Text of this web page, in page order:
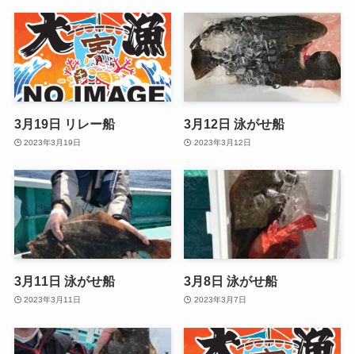
3月19日 リレー船
2023年3月19日
3月12日 泳がせ船
2023年3月12日
3月11日 泳がせ船
2023年3月11日
3月8日 泳がせ船
2023年3月7日